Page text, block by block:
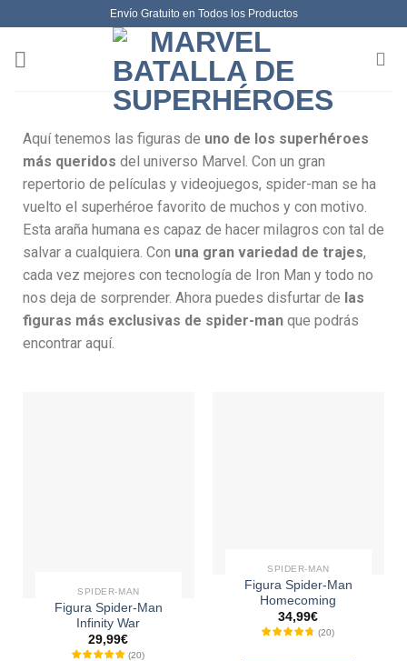
Envío Gratuito en Todos los Productos
Aquí tenemos las figuras de uno de los superhéroes
más queridos del universo Marvel. Con un gran
repertorio de películas y videojuegos, spider-man se ha
vuelto el superhéroe favorito de muchos y con motivo.
Esta araña humana es capaz de hacer milagros con tal de
salvar a cualquiera. Con una gran variedad de trajes,
cada vez mejores con tecnología de Iron Man y todo no
nos deja de sorprender. Ahora puedes disfurtar de las
figuras más exclusivas de spider-man que podrás
encontrar aquí.
SPIDER-MAN
Figura Spider-Man
Infinity War
29,99€
(20)
SPIDER-MAN
Figura Spider-Man
Homecoming
34,99€
(20)